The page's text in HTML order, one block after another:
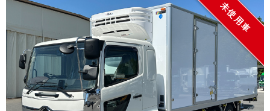
未使用車